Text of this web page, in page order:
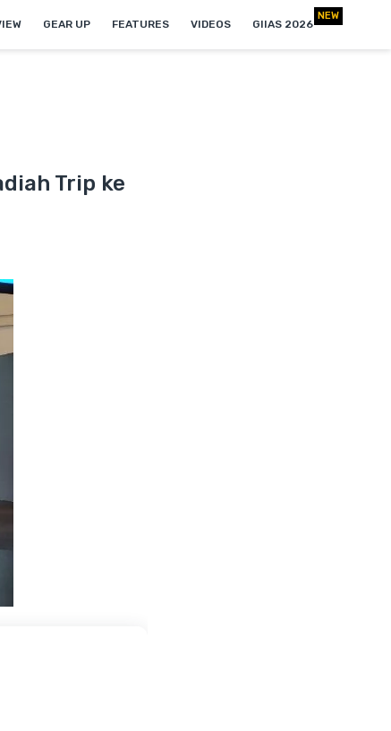
GEAR UP FEATURES VIDEOS GIIAS 2026
Trip ke